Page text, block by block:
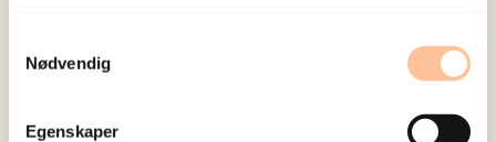
Nødvendig
Egenskaper
om vold og traumatisk stress. Formålet er å bidra
til å forebygge og redusere de helsemessige og
sosiale konsekvensene som vold og traumatisk